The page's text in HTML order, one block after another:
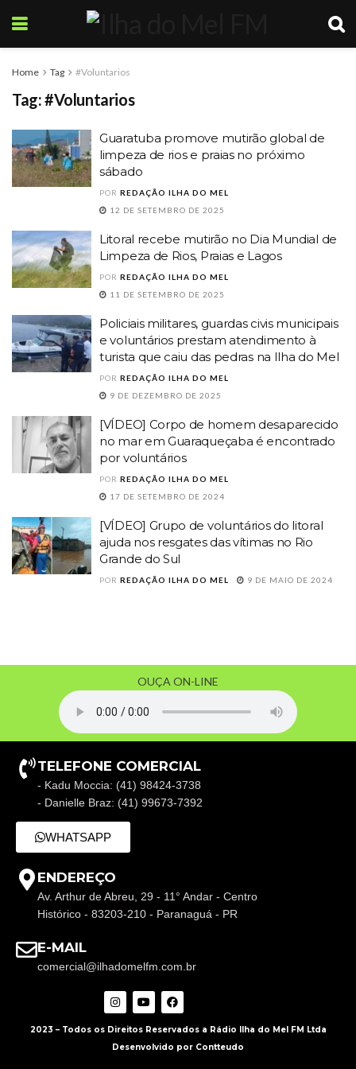
Home Tag #Voluntarios
Tag:#Voluntarios
Guaratuba promove mutirão global de
limpeza de rios e praias no próximo
sábado
POR REDAÇÃO ILHA DO MEL
12 DE SETEMBRO DE 2025
Litoral recebe mutirão no Dia Mundial de
Limpeza de Rios, Praias e Lagos
POR REDAÇÃO ILHA DO MEL
11 DE SETEMBRO DE 2025
Policiais militares, guardas civis municipais
e voluntários prestam atendimento à
turista que caiu das pedras na Ilha do Mel
POR REDAÇÃO ILHA DO MEL
9 DE DEZEMBRO DE 2025
[VÍDEO] Corpo de homem desaparecido
no mar em Guaraqueçaba é encontrado
por voluntários
POR REDAÇÃO ILHA DO MEL
17 DE SETEMBRO DE 2024
[VÍDEO] Grupo de voluntários do litoral
ajuda nos resgates das vítimas no Rio
Grande do Sul
POR REDAÇÃO ILHA DO MEL 9 DE MAIO DE 2024
OUÇA ON-LINE
TELEFONE COMERCIAL
- Kadu Moccia: (41) 98424-3738
- Danielle Braz: (41) 99673-7392
WHATSAPP
ENDEREÇO
Av. Arthur de Abreu, 29 - 11° Andar - Centro
Histórico - 83203-210 - Paranaguá - PR
E-MAIL
comercial@ilhadomelfm.com.br
2023 – Todos os Direitos Reservados a Rádio Ilha do Mel FM Ltda
Desenvolvido por Contteudo